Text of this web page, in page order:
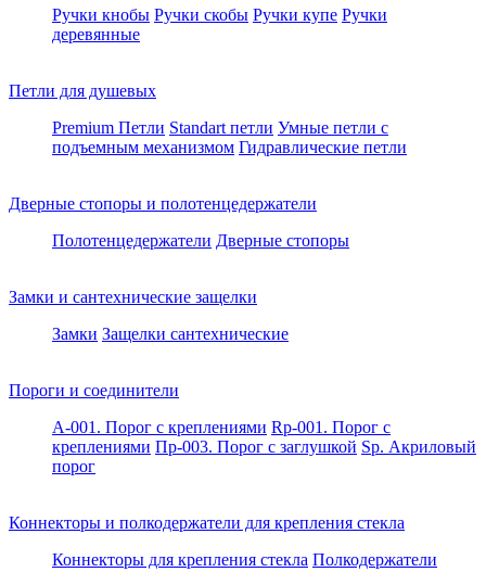
Ручки кнобы Ручки скобы Ручки купе Ручки
деревянные
Петли для душевых
Premium Петли Standart петли Умные петли c
подъемным механизмом Гидравлические петли
Дверные стопоры и полотенцедержатели
Полотенцедержатели Дверные стопоры
Замки и сантехнические защелки
Замки Защелки сантехнические
Пороги и соединители
A-001. Порог с креплениями Rp-001. Порог с
креплениями Пр-003. Порог с заглушкой Sp. Акриловый
порог
Коннекторы и полкодержатели для крепления стекла
Коннекторы для крепления стекла Полкодержатели